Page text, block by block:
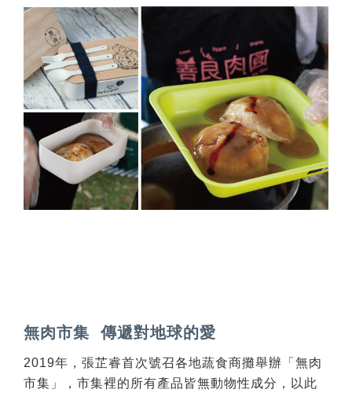
無肉市集 傳遞對地球的愛
2019年，張芷睿首次號召各地蔬食商攤舉辦「無肉
市集」，市集裡的所有產品皆無動物性成分，以此